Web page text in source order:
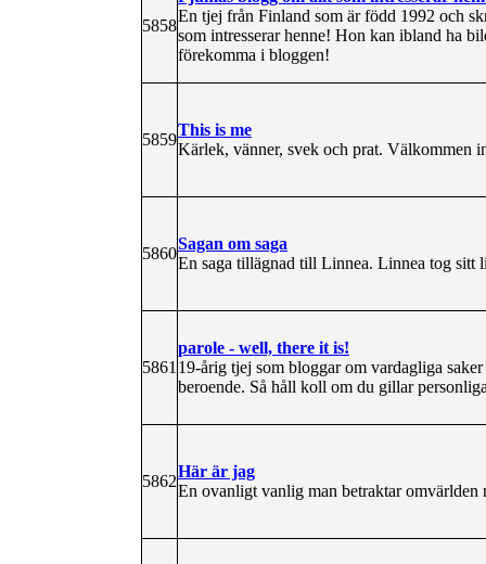
5858
En tjej från Finland som är född 1992 och
som intresserar henne! Hon kan ibland ha
förekomma i bloggen!
5859
This is me
Kärlek, vänner, svek och prat. Välkommen
5860
Sagan om saga
En saga tillägnad till Linnea. Linnea tog
5861
parole - well, there it is!
19-årig tjej som bloggar om vardagliga
beroende. Så håll koll om du gillar
5862
Här är jag
En ovanligt vanlig man betraktar omvärlden